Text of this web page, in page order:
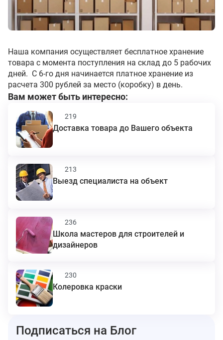
Наша компания осуществляет бесплатное хранение
товара с момента поступления на склад до 5 рабочих
дней. С 6-го дня начинается платное хранение из
расчета 300 рублей за место (коробку) в день.
Вам может быть интересно:
219
Доставка товара до Вашего объекта
213
Выезд специалиста на объект
236
Школа мастеров для строителей и
дизайнеров
230
Колеровка краски
Подписаться на Блог